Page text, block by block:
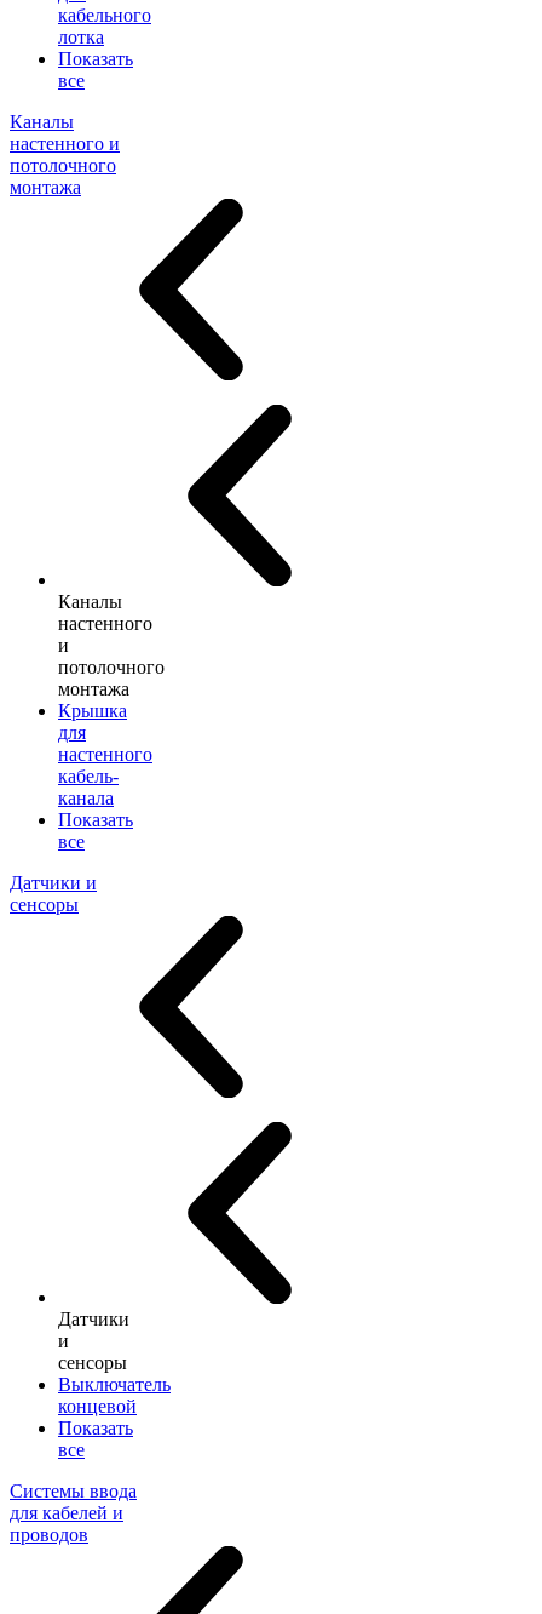
кабельного
лотка
Показать
все
Каналы
настенного и
потолочного
монтажа
Каналы
настенного
и
потолочного
монтажа
Крышка
для
настенного
кабель-
канала
Показать
все
Датчики и
сенсоры
Датчики
и
сенсоры
Выключатель
концевой
Показать
все
Системы ввода
для кабелей и
проводов